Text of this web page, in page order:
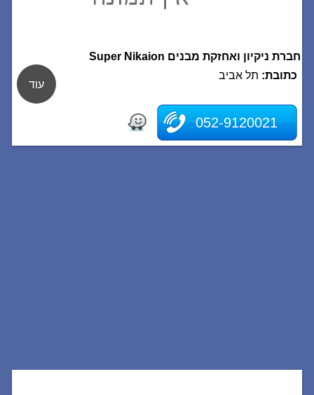
חברת ניקיון ואחזקת מבנים Super Nikaion
כתובת: תל אביב
052-9120021
עוד